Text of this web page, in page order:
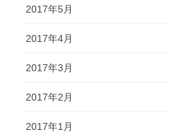
2017年5月
2017年4月
2017年3月
2017年2月
2017年1月